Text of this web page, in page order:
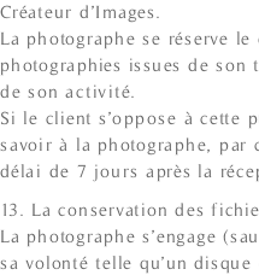
Créateur d’Images.
La photographe se réserve
photographies issues de
de son activité.
Si le client s’oppose à cette
savoir à la photographe, par
délai de 7 jours après la
13. La conservation des
La photographe s’engage
sa volonté telle qu’un